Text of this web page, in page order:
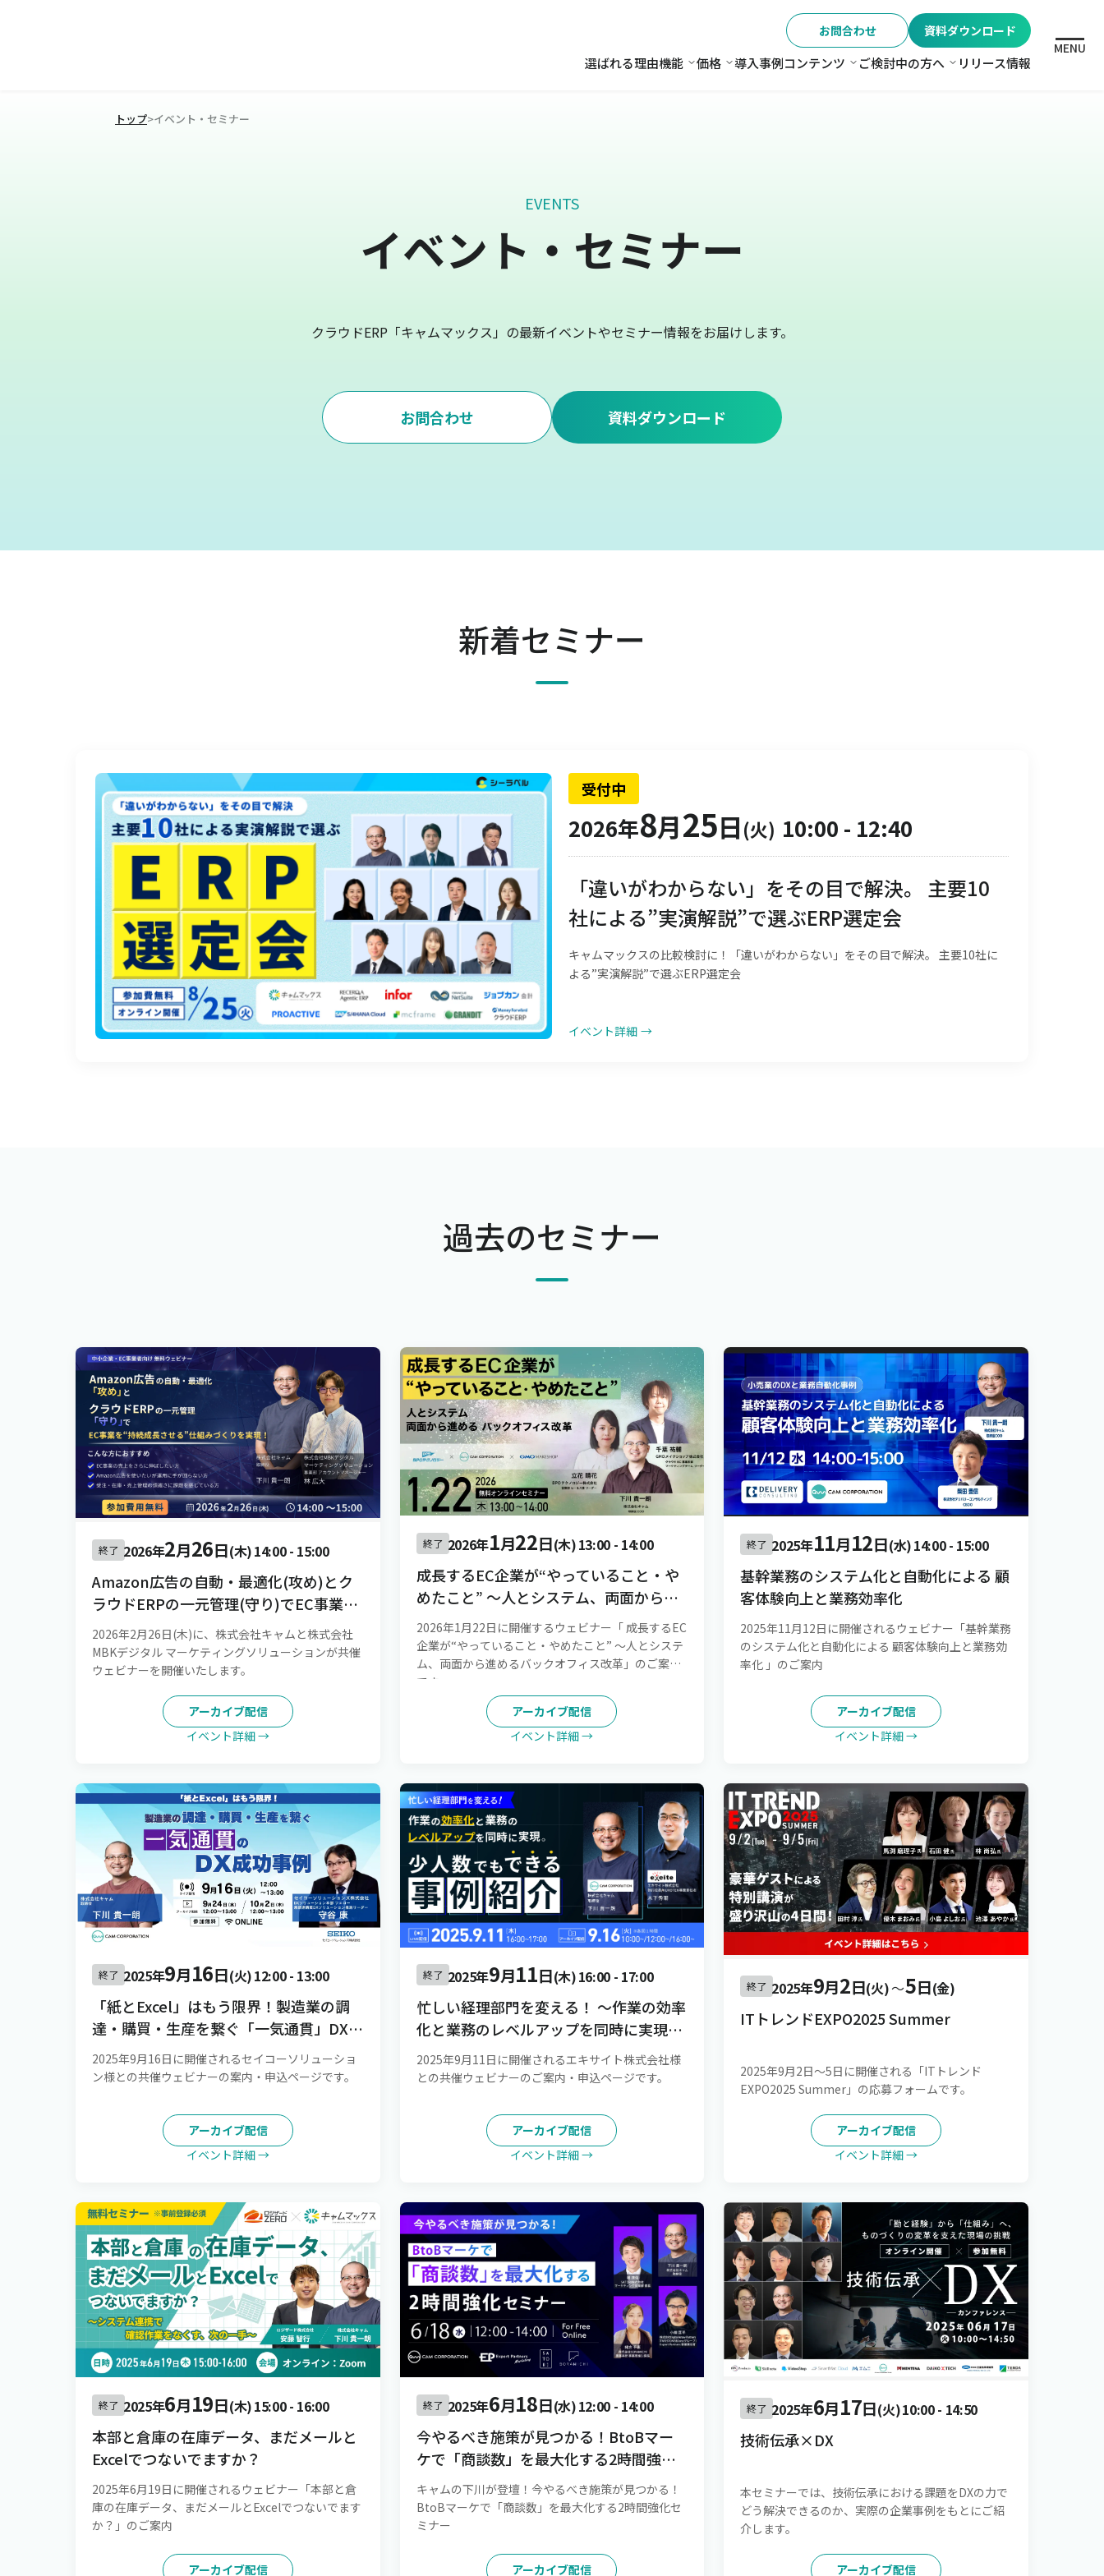
お問合わせ 資料ダウンロード
選ばれる理由機能 機能
価格 価格
導入事例コンテンツ コンテンツ
ご検討中の方へ ご検討中の方へ
リリース情報
MENU
トップ>イベント・セミナー
EVENTS
イベント・セミナー
クラウドERP「キャムマックス」の最新イベントやセミナー情報をお届けします。
お問合わせ 資料ダウンロード
新着セミナー
受付中
2026年8月25日(火) 10:00 - 12:40
「違いがわからない」をその目で解決。 主要10
社による”実演解説”で選ぶERP選定会
キャムマックスの比較検討に！「違いがわからない」をその目で解決。 主要10社に
よる”実演解説”で選ぶERP選定会
イベント詳細 →
過去のセミナー
終了 2026年2月26日(木)14:00- 15:00
Amazon広告の自動・最適化(攻め)とク
ラウドERPの一元管理(守り)でEC事業
を“持続成長させる”仕組みづくりを実
現！[録画配信]
2026年2月26日(木)に、株式会社キャムと株式会社
MBKデジタル マーケティングソリューションが共催
ウェビナーを開催いたします。
アーカイブ配信
イベント詳細 →
終了 2026年1月22日(木)13:00- 14:00
成長するEC企業が“やっていること・や
めたこと” 〜人とシステム、両面から進
めるバックオフィス改革
2026年1月22日に開催するウェビナー「 成長するEC
企業が“やっていること・やめたこと” 〜人とシステ
ム、両面から進めるバックオフィス改革」のご案内
です。
アーカイブ配信
イベント詳細 →
終了 2025年11月12日(水)14:00- 15:00
基幹業務のシステム化と自動化による 顧
客体験向上と業務効率化
2025年11月12日に開催されるウェビナー「基幹業務
のシステム化と自動化による 顧客体験向上と業務効
率化 」のご案内
アーカイブ配信
イベント詳細 →
終了 2025年9月16日(火)12:00- 13:00
「紙とExcel」はもう限界！製造業の調
達・購買・生産を繋ぐ「一気通貫」DX成
功事例
2025年9月16日に開催されるセイコーソリューショ
ン様との共催ウェビナーの案内・申込ページです。
アーカイブ配信
イベント詳細 →
終了 2025年9月11日(木)16:00- 17:00
忙しい経理部門を変える！ 〜作業の効率
化と業務のレベルアップを同時に実現。
少人数でもできる事例紹介〜
2025年9月11日に開催されるエキサイト株式会社様
との共催ウェビナーのご案内・申込ページです。
アーカイブ配信
イベント詳細 →
終了 2025年9月2日(火)〜5日(金)
ITトレンドEXPO2025 Summer
2025年9月2日～5日に開催される「ITトレンド
EXPO2025 Summer」の応募フォームです。
アーカイブ配信
イベント詳細 →
終了 2025年6月19日(木)15:00- 16:00
本部と倉庫の在庫データ、まだメールと
Excelでつないでますか？
2025年6月19日に開催されるウェビナー「本部と倉
庫の在庫データ、まだメールとExcelでつないでます
か？」のご案内
アーカイブ配信
終了 2025年6月18日(水)12:00- 14:00
今やるべき施策が見つかる！BtoBマー
ケで「商談数」を最大化する2時間強化
セミナー
キャムの下川が登壇！今やるべき施策が見つかる！
BtoBマーケで「商談数」を最大化する2時間強化セ
ミナー
アーカイブ配信
終了 2025年6月17日(火)10:00- 14:50
技術伝承×DX
本セミナーでは、技術伝承における課題をDXの力で
どう解決できるのか、実際の企業事例をもとにご紹
介します。
アーカイブ配信